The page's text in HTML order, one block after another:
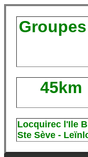
45km
Locquirec l'Ile
Ste Sève -